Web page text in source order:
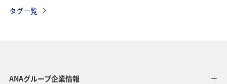
タグ一覧
ANAグループ企業情報